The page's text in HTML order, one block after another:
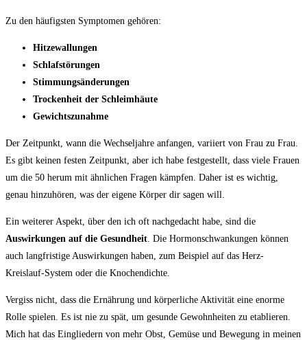
Zu den häufigsten⁣ Symptomen gehören:
Hitzewallungen
Schlafstörungen
Stimmungsänderungen
Trockenheit der Schleimhäute
Gewichtszunahme
Der Zeitpunkt, wann die‌ Wechseljahre anfangen, variiert von Frau⁤ zu Frau.
Es ⁤gibt keinen festen Zeitpunkt, aber ich ⁣habe festgestellt, dass viele Frauen
um⁢ die ‍50 herum mit ähnlichen Fragen kämpfen. Daher ist es wichtig,
genau hinzuhören, was der eigene Körper ‌dir ⁣sagen ⁢will.
Ein weiterer Aspekt, über den ich oft nachgedacht habe,⁤ sind die
Auswirkungen auf die Gesundheit . Die Hormonschwankungen können‌
auch langfristige ⁤Auswirkungen haben, zum Beispiel auf das Herz-
Kreislauf-System oder die Knochendichte.
Vergiss nicht,​ dass die Ernährung und ⁣körperliche Aktivität eine enorme
Rolle spielen. Es ist nie zu spät, ​um gesunde Gewohnheiten zu etablieren.
Mich​ hat das Eingliedern von mehr Obst, Gemüse und Bewegung in meinen​